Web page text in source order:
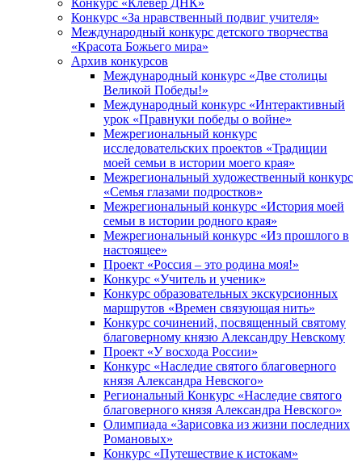
Конкурс «Клевер ДНК»
Конкурс «За нравственный подвиг учителя»
Международный конкурс детского творчества
«Красота Божьего мира»
Архив конкурсов
Международный конкурс «Две столицы
Великой Победы!»
Международный конкурс «Интерактивный
урок «Правнуки победы о войне»
Межрегиональный конкурс
исследовательских проектов «Традиции
моей семьи в истории моего края»
Межрегиональный художественный конкурс
«Семья глазами подростков»
Межрегиональный конкурс «История моей
семьи в истории родного края»
Межрегиональный конкурс «Из прошлого в
настоящее»
Проект «Россия – это родина моя!»
Конкурс «Учитель и ученик»
Конкурс образовательных экскурсионных
маршрутов «Времен связующая нить»
Конкурс сочинений, посвященный святому
благоверному князю Александру Невскому
Проект «У восхода России»
Конкурс «Наследие святого благоверного
князя Александра Невского»
Региональный Конкурс «Наследие святого
благоверного князя Александра Невского»
Олимпиада «Зарисовка из жизни последних
Романовых»
Конкурс «Путешествие к истокам»